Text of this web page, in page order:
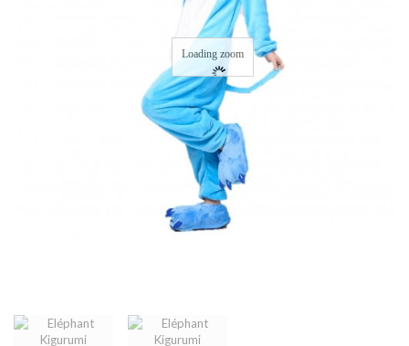
Loading zoom